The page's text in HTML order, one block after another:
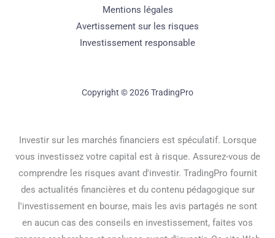
Mentions légales
Avertissement sur les risques
Investissement responsable
Copyright © 2026 TradingPro
Investir sur les marchés financiers est spéculatif. Lorsque
vous investissez votre capital est à risque. Assurez-vous de
comprendre les risques avant d'investir. TradingPro fournit
des actualités financières et du contenu pédagogique sur
l'investissement en bourse, mais les avis partagés ne sont
en aucun cas des conseils en investissement, faites vos